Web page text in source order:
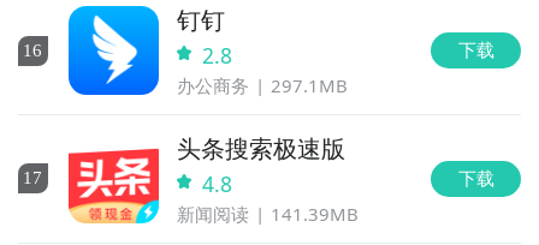
16
钉钉
2.8
办公商务 297.1MB
下载
17
头条搜索极速版
4.8
新闻阅读 141.39MB
下载